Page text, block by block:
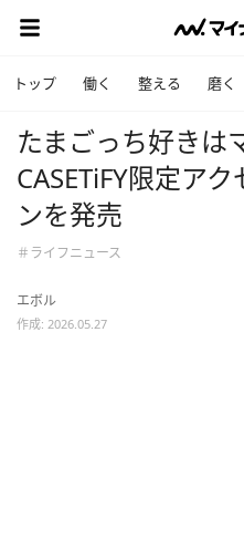
トップ 働く 整える 磨く
たまごっち好きは
CASETiFY限定ア
ンを発売
＃ライフニュース
エボル
作成: 2026.05.27